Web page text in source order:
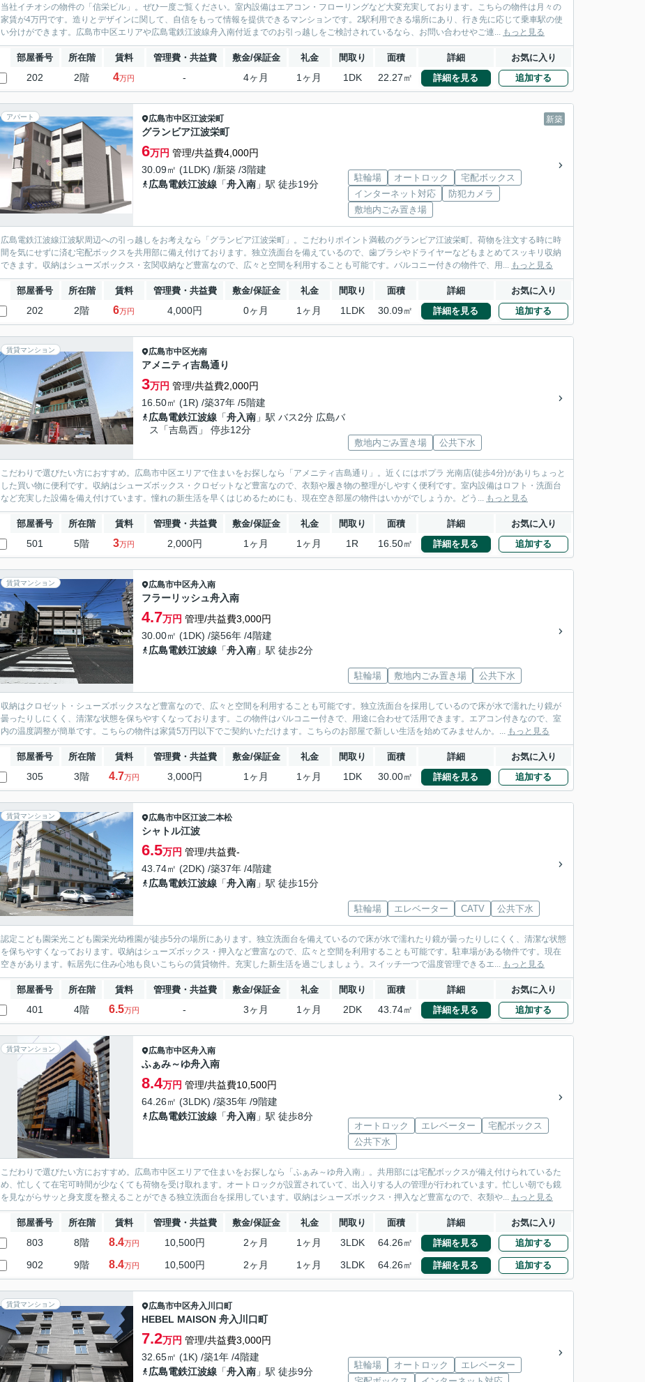
当社イチオシの物件の「信栄ビル」。ぜひ一度ご覧ください。室内設備はエアコン・フローリングなど大変充実しております。こちらの物件は月々の
家賃が4万円です。造りとデザインに関して、自信をもって情報を提供できるマンションです。2駅利用できる場所にあり、行き先に応じて乗車駅の使
い分けができます。広島市中区エリアや広島電鉄江波線舟入南付近までのお引っ越しをご検討されているなら、お問い合わせやご連... もっと見る
部屋番号 所在階 賃料 管理費・共益費 敷金/保証金 礼金 間取り 面積 詳細 お気に入り
202 2階 4万円 - 4ヶ月 1ヶ月 1DK 22.27㎡ 詳細を見る 追加する
アパート 新築
広島市中区江波栄町
グランビア江波栄町
6万円 管理/共益費4,000円
30.09㎡ (1LDK) /新築 /3階建
広島電鉄江波線 「舟入南 」駅 徒歩19分
駐輪場 オートロック
宅配ボックス
インターネット対応
防犯カメラ
敷地内ごみ置き場
広島電鉄江波線江波駅周辺への引っ越しをお考えなら「グランビア江波栄町」。こだわりポイント満載のグランビア江波栄町。荷物を注文する時に時
間を気にせずに済む宅配ボックスを共用部に備え付けております。独立洗面台を備えているので、歯ブラシやドライヤーなどもまとめてスッキリ収納
できます。収納はシューズボックス・玄関収納など豊富なので、広々と空間を利用することも可能です。バルコニー付きの物件で、用... もっと見る
部屋番号 所在階 賃料 管理費・共益費 敷金/保証金 礼金 間取り 面積 詳細 お気に入り
202 2階 6万円 4,000円 0ヶ月 1ヶ月 1LDK 30.09㎡ 詳細を見る 追加する
賃貸マンション 広島市中区光南
アメニティ吉島通り
3万円 管理/共益費2,000円
16.50㎡ (1R) /築37年 /5階建
広島電鉄江波線 「舟入南 」駅 バス2分 広島バ
ス「吉島西」 停歩12分
敷地内ごみ置き場 公共下水
こだわりで選びたい方におすすめ。広島市中区エリアで住まいをお探しなら「アメニティ吉島通り」。近くにはポプラ 光南店(徒歩4分)がありちょっと
した買い物に便利です。収納はシューズボックス・クロゼットなど豊富なので、衣類や履き物の整理がしやすく便利です。室内設備はロフト・洗面台
など充実した設備を備え付けています。憧れの新生活を早くはじめるためにも、現在空き部屋の物件はいかがでしょうか。どう... もっと見る
部屋番号 所在階 賃料 管理費・共益費 敷金/保証金 礼金 間取り 面積 詳細 お気に入り
501 5階 3万円 2,000円 1ヶ月 1ヶ月 1R 16.50㎡ 詳細を見る 追加する
賃貸マンション 広島市中区舟入南
フラーリッシュ舟入南
4.7万円 管理/共益費3,000円
30.00㎡ (1DK) /築56年 /4階建
広島電鉄江波線 「舟入南 」駅 徒歩2分
駐輪場 敷地内ごみ置き場 公共下水
収納はクロゼット・シューズボックスなど豊富なので、広々と空間を利用することも可能です。独立洗面台を採用しているので床が水で濡れたり鏡が
曇ったりしにくく、清潔な状態を保ちやすくなっております。この物件はバルコニー付きで、用途に合わせて活用できます。エアコン付きなので、室
内の温度調整が簡単です。こちらの物件は家賃5万円以下でご契約いただけます。こちらのお部屋で新しい生活を始めてみませんか。... もっと見る
部屋番号 所在階 賃料 管理費・共益費 敷金/保証金 礼金 間取り 面積 詳細 お気に入り
305 3階 4.7万円 3,000円 1ヶ月 1ヶ月 1DK 30.00㎡ 詳細を見る 追加する
賃貸マンション 広島市中区江波二本松
シャトル江波
6.5万円 管理/共益費-
43.74㎡ (2DK) /築37年 /4階建
広島電鉄江波線 「舟入南 」駅 徒歩15分
駐輪場 エレベーター CATV 公共下水
認定こども園栄光こども園栄光幼稚園が徒歩5分の場所にあります。独立洗面台を備えているので床が水で濡れたり鏡が曇ったりしにくく、清潔な状態
を保ちやすくなっております。収納はシューズボックス・押入など豊富なので、広々と空間を利用することも可能です。駐車場がある物件です。現在
空きがあります。転居先に住み心地も良いこちらの賃貸物件。充実した新生活を過ごしましょう。スイッチ一つで温度管理できるエ... もっと見る
部屋番号 所在階 賃料 管理費・共益費 敷金/保証金 礼金 間取り 面積 詳細 お気に入り
401 4階 6.5万円 - 3ヶ月 1ヶ月 2DK 43.74㎡ 詳細を見る 追加する
賃貸マンション 広島市中区舟入南
ふぁみ～ゆ舟入南
8.4万円 管理/共益費10,500円
64.26㎡ (3LDK) /築35年 /9階建
広島電鉄江波線 「舟入南 」駅 徒歩8分
オートロック エレベーター
宅配ボックス
公共下水
こだわりで選びたい方におすすめ。広島市中区エリアで住まいをお探しなら「ふぁみ～ゆ舟入南」。共用部には宅配ボックスが備え付けられているた
め、忙しくて在宅可時間が少なくても荷物を受け取れます。オートロックが設置されていて、出入りする人の管理が行われています。忙しい朝でも鏡
を見ながらサッと身支度を整えることができる独立洗面台を採用しています。収納はシューズボックス・押入など豊富なので、衣類や... もっと見る
部屋番号 所在階 賃料 管理費・共益費 敷金/保証金 礼金 間取り 面積 詳細 お気に入り
803 8階 8.4万円 10,500円 2ヶ月 1ヶ月 3LDK 64.26㎡ 詳細を見る 追加する
902 9階 8.4万円 10,500円 2ヶ月 1ヶ月 3LDK 64.26㎡ 詳細を見る 追加する
賃貸マンション 広島市中区舟入川口町
HEBEL MAISON 舟入川口町
7.2万円 管理/共益費3,000円
32.65㎡ (1K) /築1年 /4階建
広島電鉄江波線 「舟入南 」駅 徒歩9分
駐輪場 オートロック
エレベーター